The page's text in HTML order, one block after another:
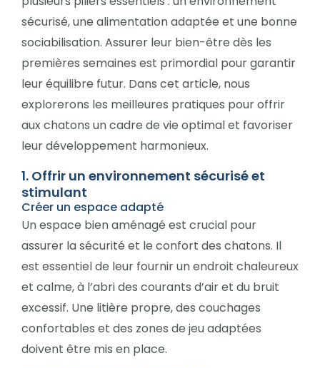
sécurisé, une alimentation adaptée et une bonne
sociabilisation. Assurer leur bien-être dès les
premières semaines est primordial pour garantir
leur équilibre futur. Dans cet article, nous
explorerons les meilleures pratiques pour offrir
aux chatons un cadre de vie optimal et favoriser
leur développement harmonieux.
1. Offrir un environnement sécurisé et
stimulant
Créer un espace adapté
Un espace bien aménagé est crucial pour
assurer la sécurité et le confort des chatons. Il
est essentiel de leur fournir un endroit chaleureux
et calme, à l’abri des courants d’air et du bruit
excessif. Une litière propre, des couchages
confortables et des zones de jeu adaptées
doivent être mis en place.